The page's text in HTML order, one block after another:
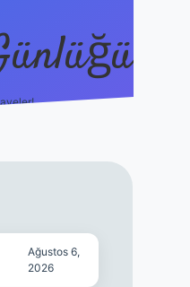
Ağustos 6,
2026
vdcasino güncel